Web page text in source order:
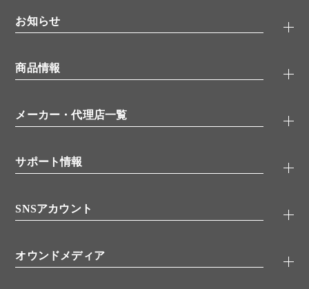
タンパク質検索
ELISA/ELISpot検索
品番検索
お知らせ
無料サンプル
ウェビナー （オンラインセミナー）
学会・展示スケジュール
商品情報
抗体
シグナル伝達
糖類／レクチン
分子生物
バイオメディカル(環境・食品)
メーカー・代理店一覧
代理店
サポート情報
アプリケーションノート
書類ダウンロード
SNSアカウント
YouTube
オウンドメディア